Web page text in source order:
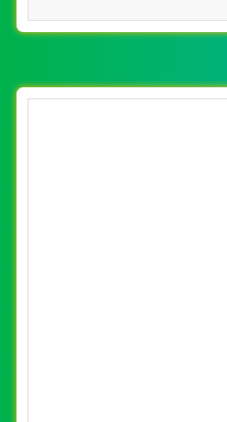
CHI TIẾT WEBSITE